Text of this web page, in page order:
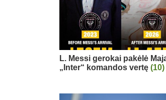
L. Messi gerokai pakėlė
„Inter“ komandos vertę (10)